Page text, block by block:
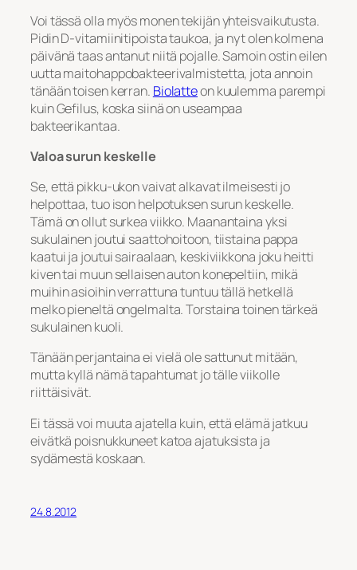
Voi tässä olla myös monen tekijän yhteisvaikutusta.
Pidin D-vitamiinitipoista taukoa, ja nyt olen kolmena
päivänä taas antanut niitä pojalle. Samoin ostin eilen
uutta maitohappobakteerivalmistetta, jota annoin
tänään toisen kerran. Biolatteon kuulemma parempi
kuin Gefilus, koska siinä on useampaa
bakteerikantaa.
Valoa surun keskelle
Se, että pikku-ukon vaivat alkavat ilmeisesti jo
helpottaa, tuo ison helpotuksen surun keskelle.
Tämä on ollut surkea viikko. Maanantaina yksi
sukulainen joutui saattohoitoon, tiistaina pappa
kaatui ja joutui sairaalaan, keskiviikkona joku heitti
kiven tai muun sellaisen auton konepeltiin, mikä
muihin asioihin verrattuna tuntuu tällä hetkellä
melko pieneltä ongelmalta. Torstaina toinen tärkeä
sukulainen kuoli.
Tänään perjantaina ei vielä ole sattunut mitään,
mutta kyllä nämä tapahtumat jo tälle viikolle
riittäisivät.
Ei tässä voi muuta ajatella kuin, että elämä jatkuu
eivätkä poisnukkuneet katoa ajatuksista ja
sydämestä koskaan.
24.8.2012